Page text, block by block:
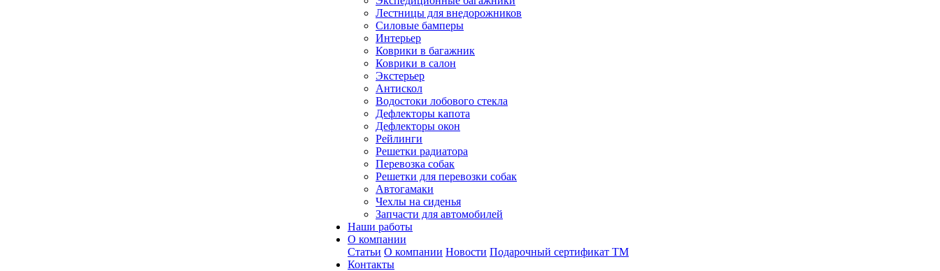
Лестницы для внедорожников
Силовые бамперы
Интерьер
Коврики в багажник
Коврики в салон
Экстерьер
Антискол
Водостоки лобового стекла
Дефлекторы капота
Дефлекторы окон
Рейлинги
Решетки радиатора
Перевозка собак
Решетки для перевозки собак
Автогамаки
Чехлы на сиденья
Запчасти для автомобилей
Наши работы
О компании
Статьи О компании Новости Подарочный сертификат ТМ
Контакты